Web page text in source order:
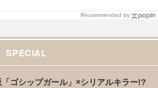
Recommended by
SPECIAL
ゴシップガール」×シリアルキラー!?